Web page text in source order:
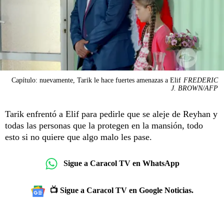
Capítulo: nuevamente, Tarik le hace fuertes amenazas a Elif FREDERIC
J. BROWN/AFP
Tarik enfrentó a Elif para pedirle que se aleje de Reyhan y
todas las personas que la protegen en la mansión, todo
esto si no quiere que algo malo les pase.
Sigue a Caracol TV en WhatsApp
📺 Sigue a Caracol TV en Google Noticias.